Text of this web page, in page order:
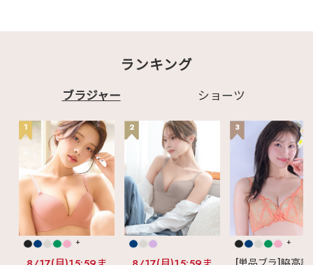
ランキング
ブラジャー ショーツ
1
+
2 3
+